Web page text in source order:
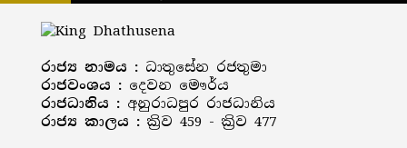
රාජ්‍ය නාමය : ධාතුසේන රජතුමා
රාජවංශය : දෙවන මෞර්ය
රාජධානිය : අනුරාධපුර රාජධානිය
රාජ්‍ය කාලය : ක්‍රිව 459 - ක්‍රිව 477